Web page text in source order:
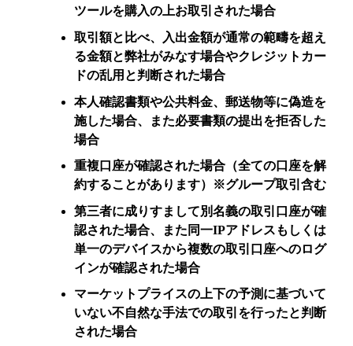
ツールを購入の上お取引された場合
取引額と比べ、入出金額が通常の範疇を超え
る金額と弊社がみなす場合やクレジットカー
ドの乱用と判断された場合
本人確認書類や公共料金、郵送物等に偽造を
施した場合、また必要書類の提出を拒否した
場合
重複口座が確認された場合（全ての口座を解
約することがあります）※グループ取引含む
第三者に成りすまして別名義の取引口座が確
認された場合、また同一IPアドレスもしくは
単一のデバイスから複数の取引口座へのログ
インが確認された場合
マーケットプライスの上下の予測に基づいて
いない不自然な手法での取引を行ったと判断
された場合